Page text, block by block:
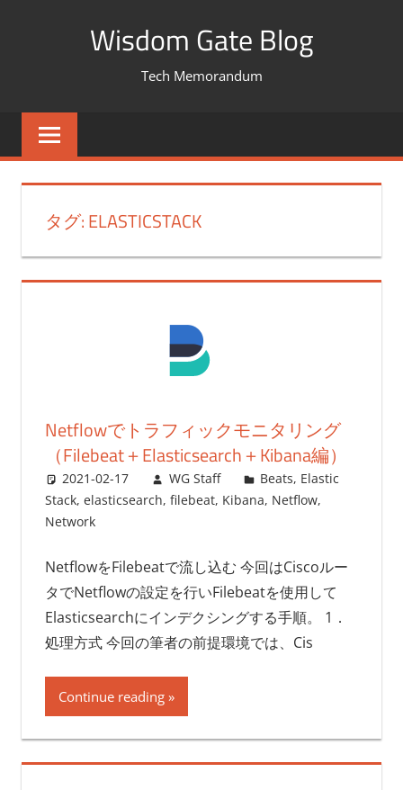
Wisdom Gate Blog
Tech Memorandum
タグ: ELASTICSTACK
Netflowでトラフィックモニタリング
（Filebeat＋Elasticsearch＋Kibana編）
2021-02-17 WG Staff Beats, Elastic
Stack, elasticsearch, filebeat, Kibana, Netflow,
Network
NetflowをFilebeatで流し込む 今回はCiscoルー
タでNetflowの設定を行いFilebeatを使用して
Elasticsearchにインデクシングする手順。 1．
処理方式 今回の筆者の前提環境では、Cis
Continue reading